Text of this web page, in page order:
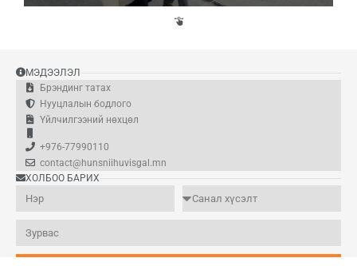
МЭДЭЭЛЭЛ
Брэндинг татах
Нууцлалын бодлого
Үйлчилгээний нөхцөл
+976-77990110
contact@hunsniihuvisgal.mn
ХОЛБОО БАРИХ